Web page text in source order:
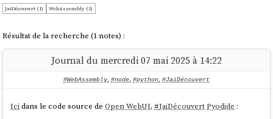
JaiDécouvert (1) WebAssembly (1)
Résultat de la recherche (1 notes) :
Journal du mercredi 07 mai 2025 à 14:22
#WebAssembly, #node, #python, #JaiDécouvert
Icidans le code source deOpen WebUI, #JaiDécouvert Pyodide :